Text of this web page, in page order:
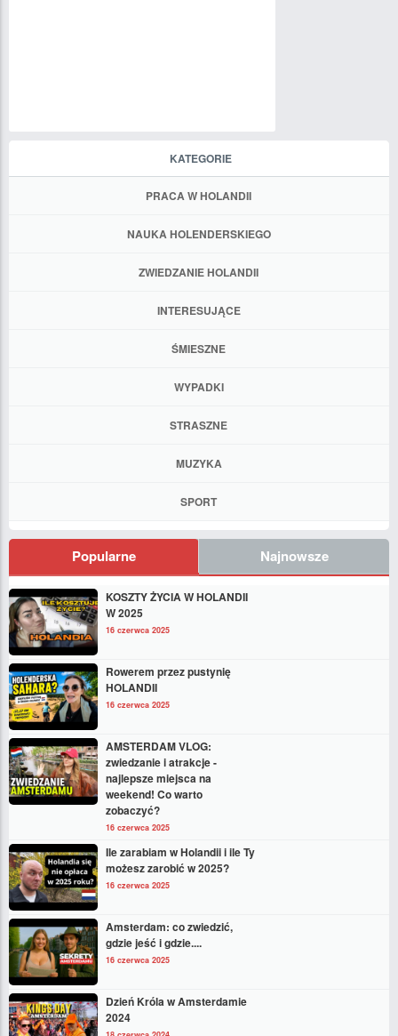
KATEGORIE
PRACA W HOLANDII
NAUKA HOLENDERSKIEGO
ZWIEDZANIE HOLANDII
INTERESUJĄCE
ŚMIESZNE
WYPADKI
STRASZNE
MUZYKA
SPORT
Popularne Najnowsze
KOSZTY ŻYCIA W HOLANDII
W 2025
16 czerwca 2025
Rowerem przez pustynię
HOLANDII
16 czerwca 2025
AMSTERDAM VLOG:
zwiedzanie i atrakcje -
najlepsze miejsca na
weekend! Co warto
zobaczyć?
16 czerwca 2025
Ile zarabiam w Holandii i ile Ty
możesz zarobić w 2025?
16 czerwca 2025
Amsterdam: co zwiedzić,
gdzie jeść i gdzie....
16 czerwca 2025
Dzień Króla w Amsterdamie
2024